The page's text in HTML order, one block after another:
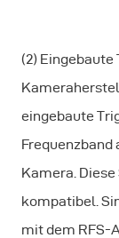
(2) Eingebaute
eingebaute
Frequenzband
Kamera.
kompatibel.
mit dem RFS-